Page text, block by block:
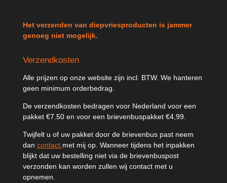
Het verzenden van diepvriesproducten is jammer
genoeg niet mogelijk.
Verzendkosten
Alle prijzen op onze website zijn incl. BTW. We hanteren
geen minimum orderbedrag.
De verzendkosten bedragen voor Nederland voor een
pakket €7.50 en voor een brievenbuspakket €4,99.
Twijfelt u of uw pakket door de brievenbus past neem
dan contact met mij op. Wanneer tijdens het inpakken
blijkt dat uw bestelling niet via de brievenbuspost
verzonden kan worden zullen wij contact met u
opnemen.